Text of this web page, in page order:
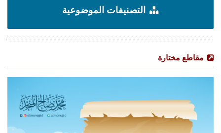
التصنيفات الموضوعية
مقاطع مختارة